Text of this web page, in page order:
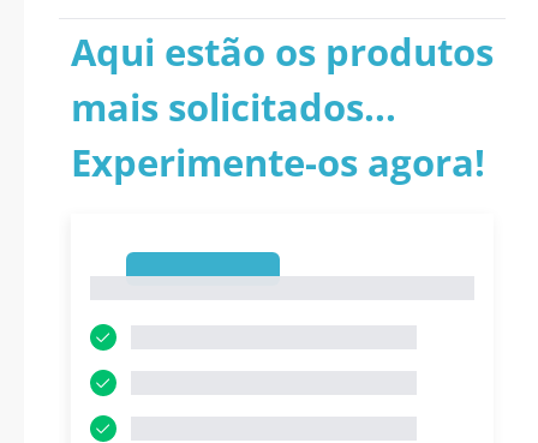
Aqui estão os produtos
mais solicitados...
Experimente-os agora!